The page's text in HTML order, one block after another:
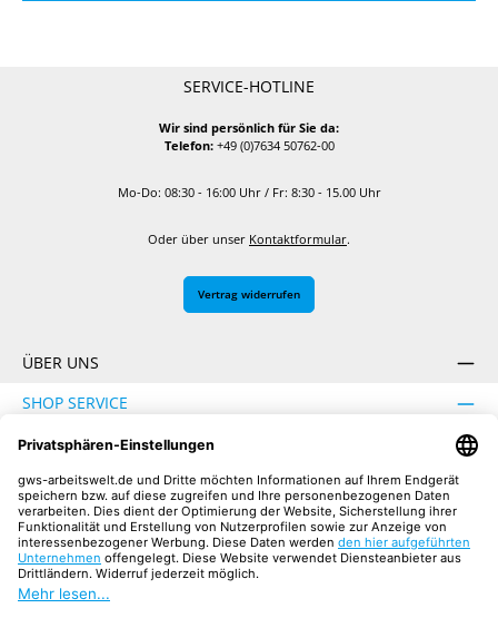
SERVICE-HOTLINE
Wir sind persönlich für Sie da:
Telefon:+49 (0)7634 50762-00
Mo-Do: 08:30 - 16:00 Uhr / Fr: 8:30 - 15.00 Uhr
Oder über unser Kontaktformular.
Vertrag widerrufen
ÜBER UNS
SHOP SERVICE
INFORMATION
SICHER EINKAUFEN
UNSERE COMMUNITIES
FacebookInstagramYouTube